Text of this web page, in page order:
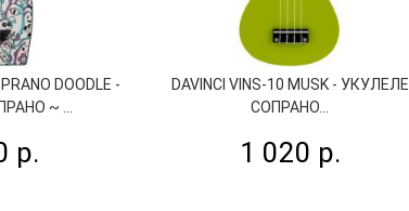
DOODLE -
~ ...
р.
DAVINCI VINS-10 MUSK - УКУЛЕЛЕ
СОПРАНО...
1 020 р.